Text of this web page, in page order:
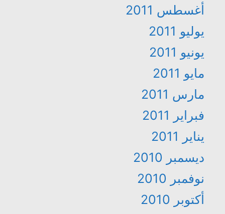
أغسطس 2011
يوليو 2011
يونيو 2011
مايو 2011
مارس 2011
فبراير 2011
يناير 2011
ديسمبر 2010
نوفمبر 2010
أكتوبر 2010